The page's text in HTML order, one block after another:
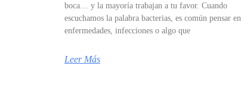
boca… y la mayoría trabajan a tu favor. Cuando
escuchamos la palabra bacterias, es común pensar en
enfermedades, infecciones o algo que
Leer Más